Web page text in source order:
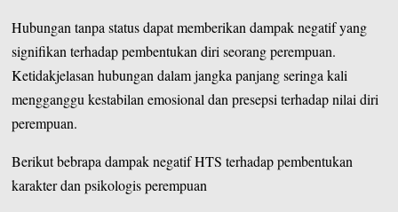
Hubungan tanpa status dapat memberikan dampak negatif yang
signifikan terhadap pembentukan diri seorang perempuan.
Ketidakjelasan hubungan dalam jangka panjang seringa kali
mengganggu kestabilan emosional dan presepsi terhadap nilai diri
perempuan.
Berikut bebrapa dampak negatif HTS terhadap pembentukan
karakter dan psikologis perempuan